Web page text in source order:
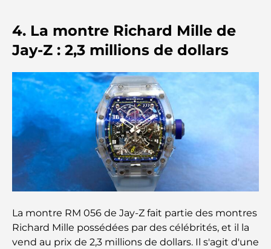
A Brief Guide to Buying Property in Dubai (2025-
26)
Guide des salles de sport de Damac Hills : Les
meilleures options de remise en forme à Damac
Hills et aux alentours
Les meilleurs centres commerciaux de Dubaï pour
le shopping et les loisirs
Que faire au DIFC : explorez le quartier le plus
dynamique de Dubaï
Cartes de crédit aux Émirats arabes unis : un guide
complet pour dépenser intelligemment
4. La montre Richard Mille de
Jay-Z : 2,3 millions de dollars
La montre RM 056 de Jay-Z fait partie des montres
Richard Mille possédées par des célébrités, et il la
vend au prix de 2,3 millions de dollars. Il s'agit d'une